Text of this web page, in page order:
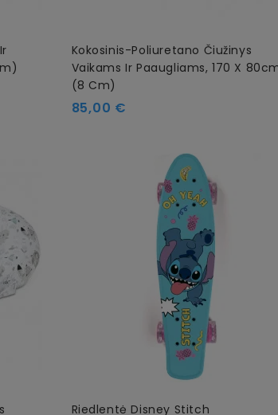
Kokosinis-Poliuretano Čiužinys
Vaikams Ir Paaugliams, 170 X
(8 Cm)
85,00 €
Riedlentė Disney Stitch